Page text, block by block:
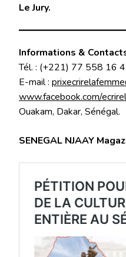
Le Jury.
Informations &
Tél. : (+221) 77 558 16
E-mail :
www.facebook.com/
Ouakam, Dakar, Sénégal.
SENEGAL NJAAY